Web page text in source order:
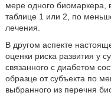
мере одного биомаркера,
таблице 1 или 2, по
лечения.
В другом аспекте
оценки риска развития у
связанного с диабетом
образце от субъекта по
выбранного из перечня